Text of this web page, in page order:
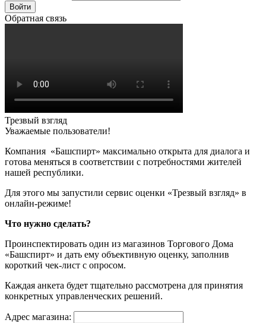
Войти
Обратная связь
Трезвый взгляд
Уважаемые пользователи!
Компания «Башспирт» максимально открыта для диалога и
готова меняться в соответствии с потребностями жителей
нашей республики.
Для этого мы запустили сервис оценки «Трезвый взгляд» в
онлайн-режиме!
Что нужно сделать?
Проинспектировать один из магазинов Торгового Дома
«Башспирт» и дать ему объективную оценку, заполнив
короткий чек-лист с опросом.
Каждая анкета будет тщательно рассмотрена для принятия
конкретных управленческих решений.
Адрес магазина: